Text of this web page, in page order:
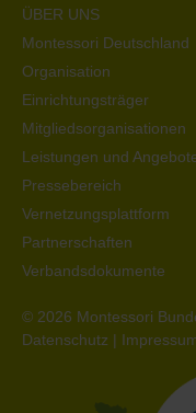
ÜBER UNS
Montessori Deutschland
Organisation
Einrichtungsträger
Mitgliedsorganisationen
Leistungen und
Pressebereich
Vernetzungsplattform
Partnerschaften
Verbandsdokumente
© 2026 Montessori
Datenschutz |